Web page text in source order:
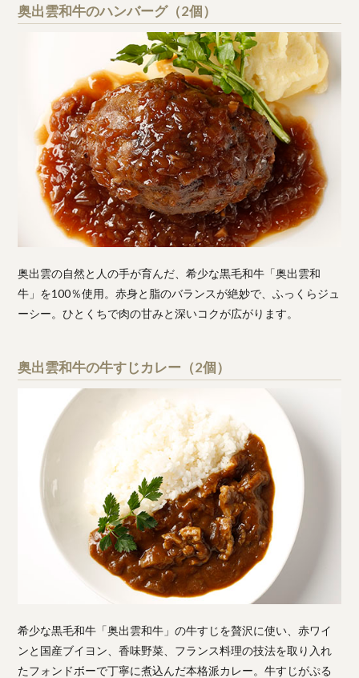
奥出雲和牛のハンバーグ（2個）
奥出雲の自然と人の手が育んだ、希少な黒毛和牛「奥出雲和
牛」を100％使用。赤身と脂のバランスが絶妙で、ふっくらジュ
ーシー。ひとくちで肉の甘みと深いコクが広がります。
奥出雲和牛の牛すじカレー（2個）
希少な黒毛和牛「奥出雲和牛」の牛すじを贅沢に使い、赤ワイ
ンと国産ブイヨン、香味野菜、フランス料理の技法を取り入れ
たフォンドボーで丁寧に煮込んだ本格派カレー。牛すじがぷる